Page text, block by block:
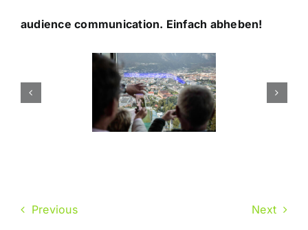
audience communication. Einfach abheben!
Previous Next